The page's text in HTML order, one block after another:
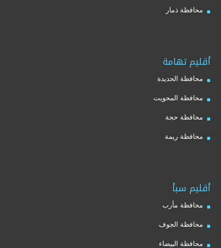
محافظة ذمار
أقليم تهامة
محافظة الحديدة
محافظة المحويت
محافظة حجة
محافظة ريمة
أقليم سبأ
محافظة مأرب
محافظة الجوف
محافظة البيضاء